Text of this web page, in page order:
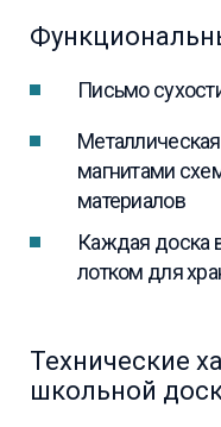
Письмо
магнитами
материалов
Каждая доска
лотком для
Технические
школьной